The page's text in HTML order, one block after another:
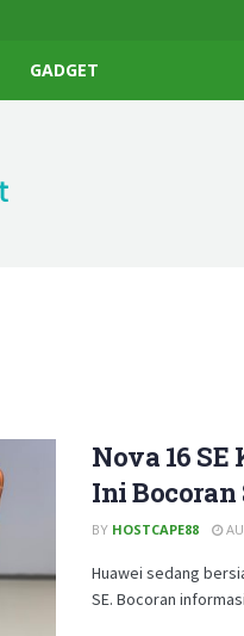
GADGET
Nova 16
Ini
BY HOSTCAPE88
Huawei sedang
SE. Bocoran